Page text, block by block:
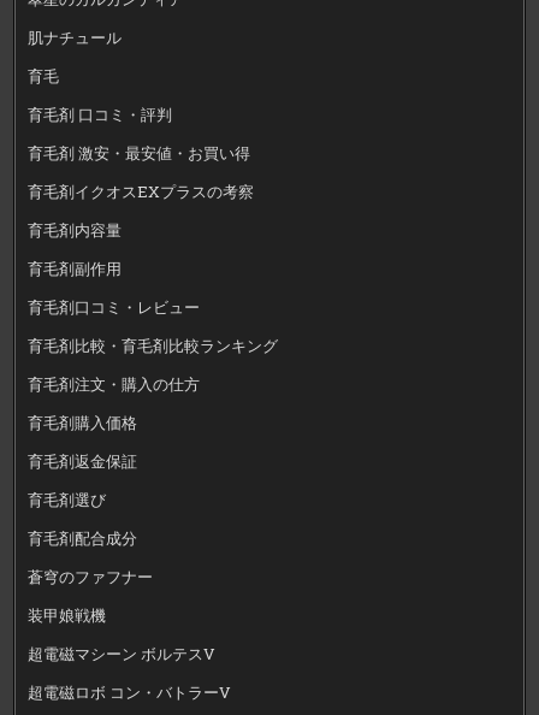
肌ナチュール
育毛
育毛剤 口コミ・評判
育毛剤 激安・最安値・お買い得
育毛剤イクオスEXプラスの考察
育毛剤内容量
育毛剤副作用
育毛剤口コミ・レビュー
育毛剤比較・育毛剤比較ランキング
育毛剤注文・購入の仕方
育毛剤購入価格
育毛剤返金保証
育毛剤選び
育毛剤配合成分
蒼穹のファフナー
装甲娘戦機
超電磁マシーン ボルテスV
超電磁ロボ コン・バトラーV